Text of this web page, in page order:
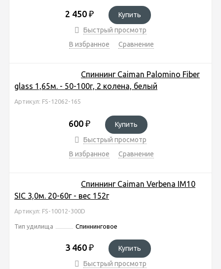
2 450 ₽
Купить
Быстрый просмотр
В избранное
Сравнение
Спиннинг Caiman Palomino Fiber
glass 1,65м. - 50-100г, 2 колена, белый
Артикул: FS-12062-165
600 ₽
Купить
Быстрый просмотр
В избранное
Сравнение
Спиннинг Caiman Verbena IM10
SIC 3,0м. 20-60г - вес 152г
Артикул: FS-10012-300D
Тип удилища Спиннинговое
3 460 ₽
Купить
Быстрый просмотр